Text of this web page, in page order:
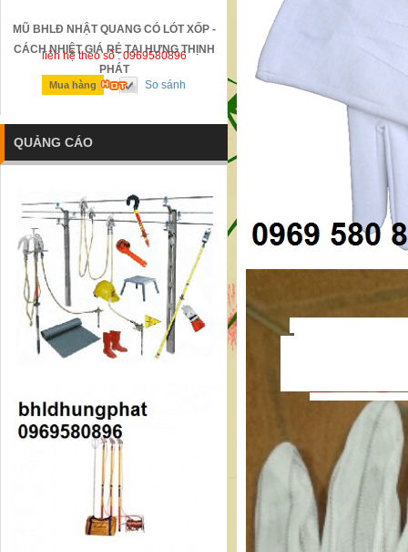
MŨ BHLĐ NHẬT QUANG CÓ LÓT XỐP -
CÁCH NHIỆT GIÁ RẺ TẠI HƯNG THỊNH
PHÁT
liên hệ theo số : 0969580896
Mua hàng So sánh
GỜ GIẢM TỐC BẰNG THÉP
liên hệ theo số : 0969580896
Mua hàng
QUẢNG CÁO